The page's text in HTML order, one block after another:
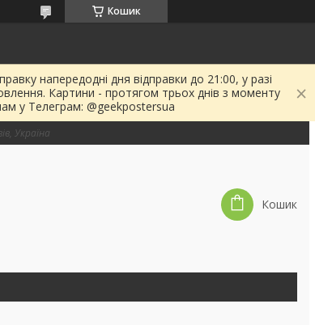
Кошик
напередодні дня відправки до 21:00, у разі
Картини - протягом трьох днів з моменту
у Телеграм: @geekpostersua
Україна
Кошик